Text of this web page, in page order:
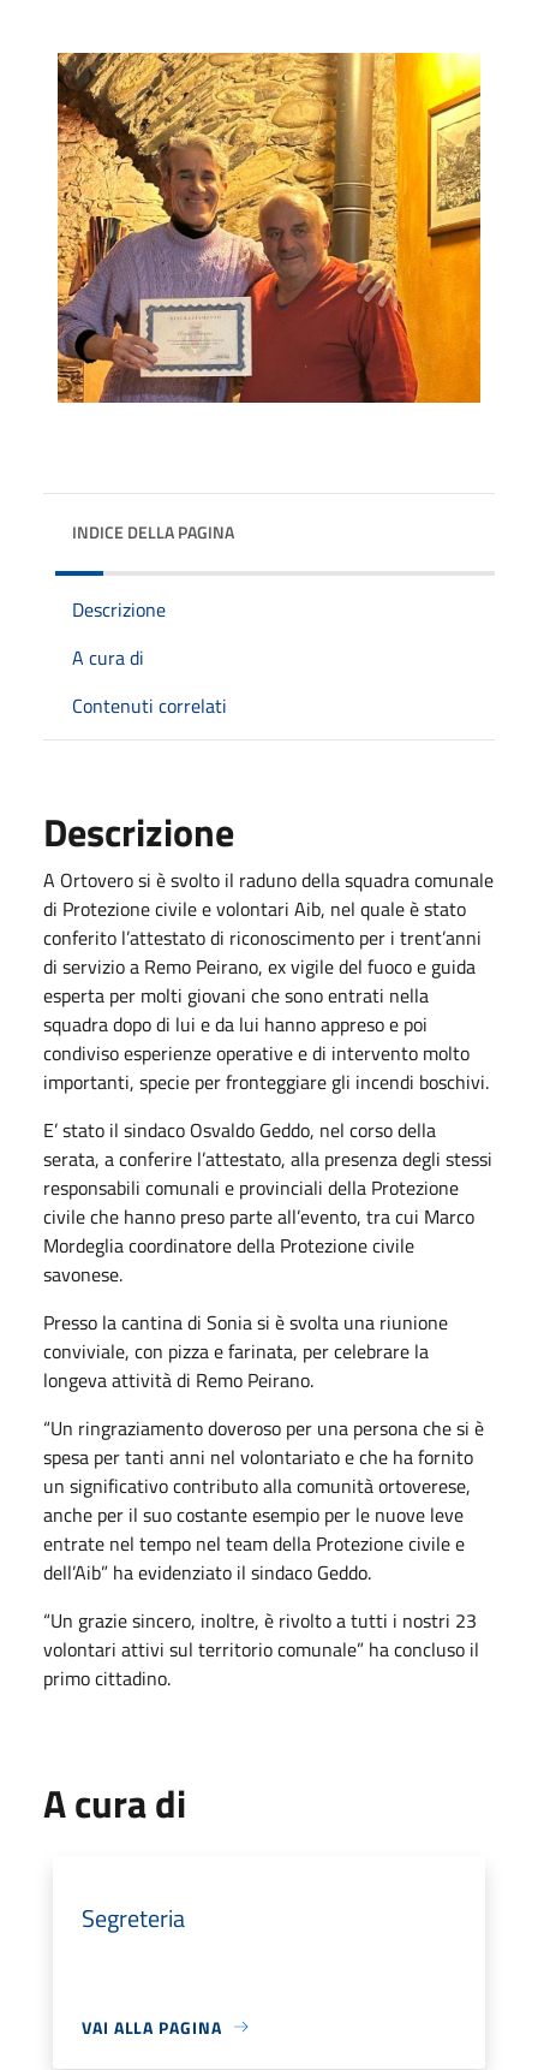
INDICE DELLA PAGINA
Descrizione
A cura di
Contenuti correlati
Descrizione
A Ortovero si è svolto il raduno della squadra comunale
di Protezione civile e volontari Aib, nel quale è stato
conferito l’attestato di riconoscimento per i trent’anni
di servizio a Remo Peirano, ex vigile del fuoco e guida
esperta per molti giovani che sono entrati nella
squadra dopo di lui e da lui hanno appreso e poi
condiviso esperienze operative e di intervento molto
importanti, specie per fronteggiare gli incendi boschivi.
E’ stato il sindaco Osvaldo Geddo, nel corso della
serata, a conferire l’attestato, alla presenza degli stessi
responsabili comunali e provinciali della Protezione
civile che hanno preso parte all’evento, tra cui Marco
Mordeglia coordinatore della Protezione civile
savonese.
Presso la cantina di Sonia si è svolta una riunione
conviviale, con pizza e farinata, per celebrare la
longeva attività di Remo Peirano.
“Un ringraziamento doveroso per una persona che si è
spesa per tanti anni nel volontariato e che ha fornito
un significativo contributo alla comunità ortoverese,
anche per il suo costante esempio per le nuove leve
entrate nel tempo nel team della Protezione civile e
dell’Aib” ha evidenziato il sindaco Geddo.
“Un grazie sincero, inoltre, è rivolto a tutti i nostri 23
volontari attivi sul territorio comunale” ha concluso il
primo cittadino.
A cura di
Segreteria
VAI ALLA PAGINA